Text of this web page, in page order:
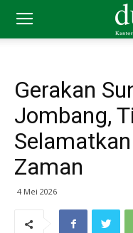
Gerakan
Jombang,
Zaman
4 Mei 2026